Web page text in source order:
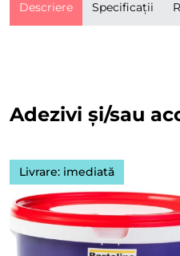
Descriere Specificații
Adezivi și/sau
Livrare: imediată